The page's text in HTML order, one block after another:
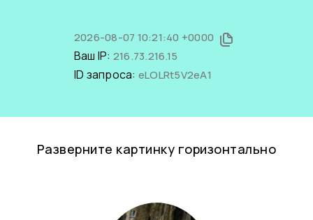
2026-08-07 10:21:40 +0000
Ваш IP: 216.73.216.15
ID запроса: eLOLRt5V2eA1
Разверните картинку горизонтально